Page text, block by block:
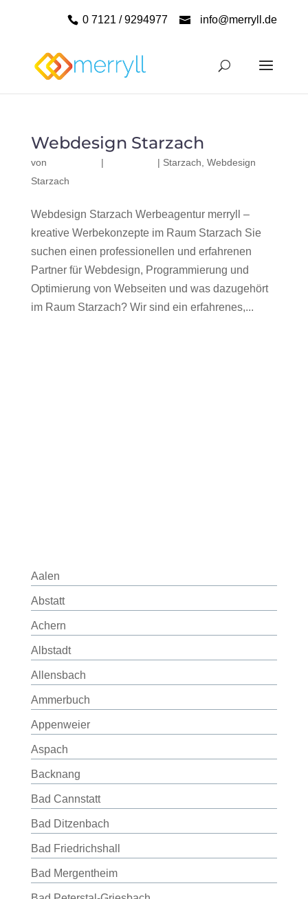
0 7121 / 9294977 info@merryll.de
Webdesign Starzach
von | | Starzach Webdesign
Starzach
Webdesign Starzach Werbeagentur merryll –
kreative Werbekonzepte im Raum Starzach Sie
suchen einen professionellen und erfahrenen
Partner für Webdesign, Programmierung und
Optimierung von Webseiten und was dazugehört
im Raum Starzach? Wir sind ein erfahrenes,...
Aalen
Abstatt
Achern
Albstadt
Allensbach
Ammerbuch
Appenweier
Aspach
Backnang
Bad Cannstatt
Bad Ditzenbach
Bad Friedrichshall
Bad Mergentheim